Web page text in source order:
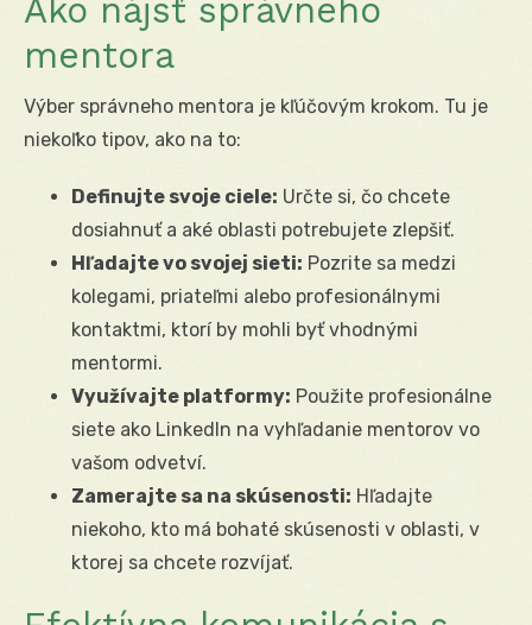
Ako nájsť správneho
mentora
Výber správneho mentora je kľúčovým krokom. Tu je
niekoľko tipov, ako na to:
Definujte svoje ciele: Určte si, čo chcete
dosiahnuť a aké oblasti potrebujete zlepšiť.
Hľadajte vo svojej sieti: Pozrite sa medzi
kolegami, priateľmi alebo profesionálnymi
kontaktmi, ktorí by mohli byť vhodnými
mentormi.
Využívajte platformy: Použite profesionálne
siete ako LinkedIn na vyhľadanie mentorov vo
vašom odvetví.
Zamerajte sa na skúsenosti: Hľadajte
niekoho, kto má bohaté skúsenosti v oblasti, v
ktorej sa chcete rozvíjať.